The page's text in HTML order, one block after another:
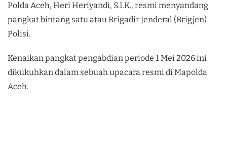
Polda Aceh, Heri Heriyandi, S.I.K., resmi menyandang
pangkat bintang satu atau Brigadir Jenderal (Brigjen)
Polisi.
Kenaikan pangkat pengabdian periode 1 Mei 2026 ini
dikukuhkan dalam sebuah upacara resmi di Mapolda
Aceh.